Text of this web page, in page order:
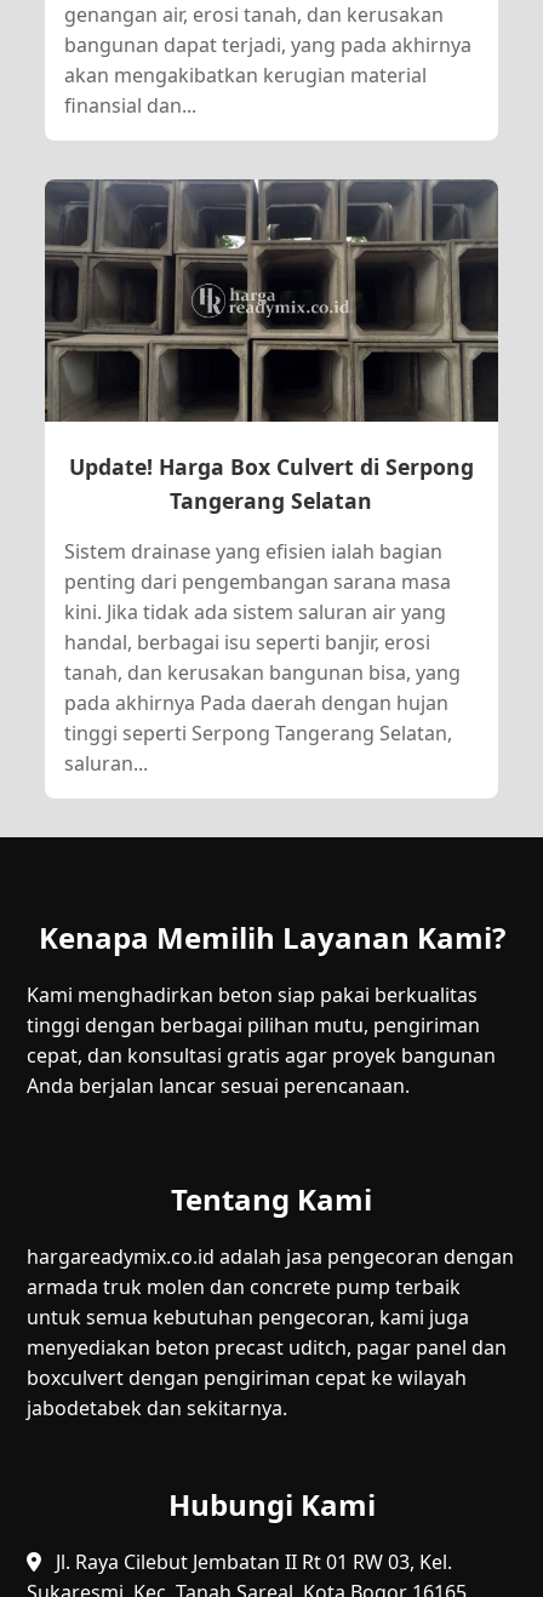
genangan air, erosi tanah, dan kerusakan
bangunan dapat terjadi, yang pada akhirnya
akan mengakibatkan kerugian material
finansial dan...
Update! Harga Box Culvert di Serpong
Tangerang Selatan
Sistem drainase yang efisien ialah bagian
penting dari pengembangan sarana masa
kini. Jika tidak ada sistem saluran air yang
handal, berbagai isu seperti banjir, erosi
tanah, dan kerusakan bangunan bisa, yang
pada akhirnya Pada daerah dengan hujan
tinggi seperti Serpong Tangerang Selatan,
saluran...
Kenapa Memilih Layanan Kami?
Kami menghadirkan beton siap pakai berkualitas
tinggi dengan berbagai pilihan mutu, pengiriman
cepat, dan konsultasi gratis agar proyek bangunan
Anda berjalan lancar sesuai perencanaan.
Tentang Kami
hargareadymix.co.id adalah jasa pengecoran dengan
armada truk molen dan concrete pump terbaik
untuk semua kebutuhan pengecoran, kami juga
menyediakan beton precast uditch, pagar panel dan
boxculvert dengan pengiriman cepat ke wilayah
jabodetabek dan sekitarnya.
Hubungi Kami
Jl. Raya Cilebut Jembatan II Rt 01 RW 03, Kel.